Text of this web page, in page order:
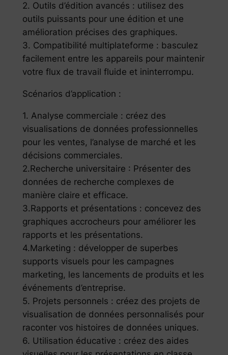
2. Outils d’édition avancés : utilisez des
outils puissants pour une édition et une
amélioration précises des graphiques.
3. Compatibilité multiplateforme : basculez
facilement entre les appareils pour maintenir
votre flux de travail fluide et ininterrompu.
Scénarios d’application :
1. Analyse commerciale : créez des
visualisations de données professionnelles
pour les ventes, l’analyse de marché et les
décisions commerciales.
2.Recherche universitaire : Présenter des
données de recherche complexes de
manière claire et efficace.
3.Rapports et présentations : concevez des
graphiques accrocheurs pour améliorer les
rapports et les présentations.
4.Marketing : développer de superbes
supports visuels pour les campagnes
marketing, les lancements de produits et les
événements d’entreprise.
5. Projets personnels : créez des projets de
visualisation de données personnalisés pour
raconter vos histoires de données uniques.
6. Utilisation éducative : créez des aides